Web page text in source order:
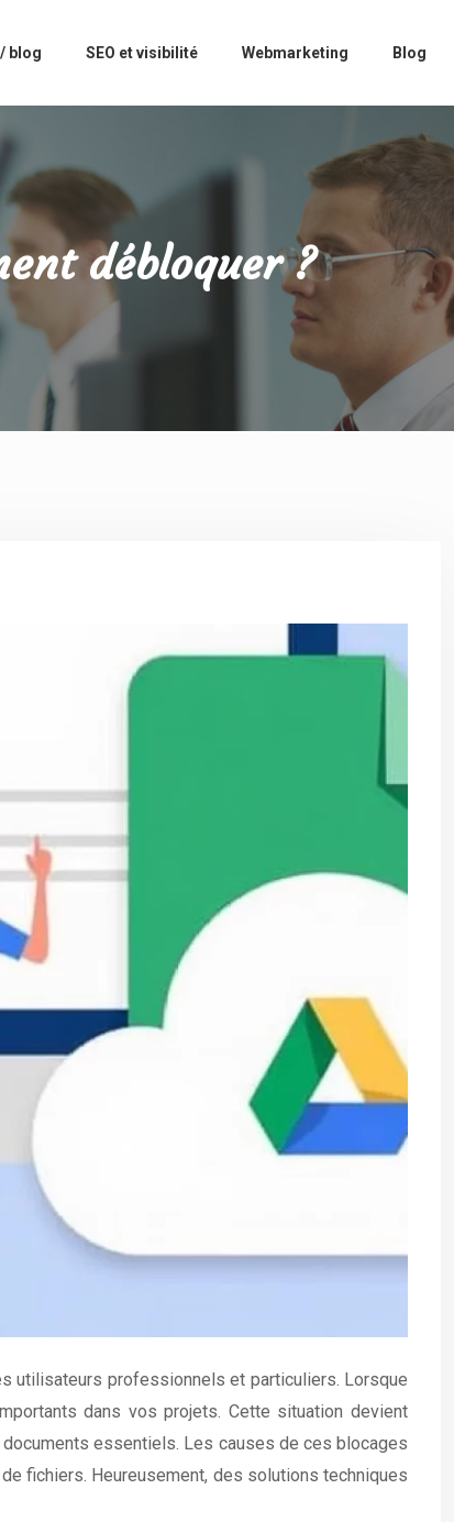
blog SEO et visibilité Webmarketing Blog
débloquer ?
utilisateurs professionnels et particuliers. Lorsque
dans vos projets. Cette situation devient
essentiels. Les causes de ces blocages
fichiers. Heureusement, des solutions techniques